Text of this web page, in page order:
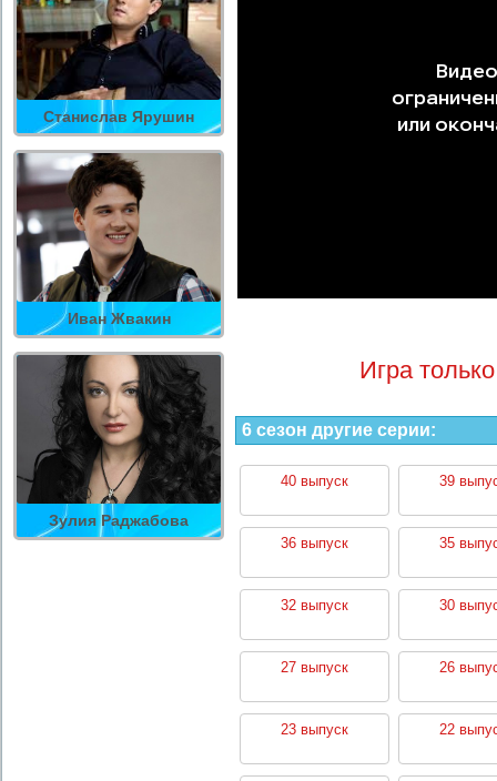
Станислав Ярушин
Иван Жвакин
Зулия Раджабова
Игра
6 сезон другие серии:
40 выпуск 39
36 выпуск 35
32 выпуск 30
27 выпуск 26
23 выпуск 22